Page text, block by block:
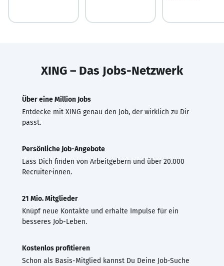
XING – Das Jobs-Netzwerk
Über eine Million Jobs
Entdecke mit XING genau den Job, der wirklich zu Dir
passt.
Persönliche Job-Angebote
Lass Dich finden von Arbeitgebern und über 20.000
Recruiter·innen.
21 Mio. Mitglieder
Knüpf neue Kontakte und erhalte Impulse für ein
besseres Job-Leben.
Kostenlos profitieren
Schon als Basis-Mitglied kannst Du Deine Job-Suche